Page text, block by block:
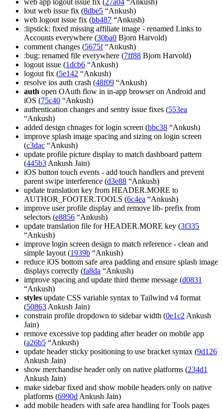
lout web issue fix (8dbe5 “Ankush)
web logout issue fix (bb487 “Ankush)
:lipstick: fixed missing affiliate image - renamed Links to
Accounts everywhere (30ba0 Bjorn Harvold)
comment changes (5675f“Ankush)
:bug: renamed file everywhere (7ff88 Bjorn Harvold)
logout issue (1dcb6 “Ankush)
logout fix (5e142 “Ankush)
resolve ios auth crash (48f09 “Ankush)
auth open OAuth flow in in-app browser on Android and
iOS (75c40 “Ankush)
authentication changes and sentry issue fixes (553ea
“Ankush)
added design chnages for login screen (bbc38 “Ankush)
improve splash image spacing and sizing on login screen
(c3dac “Ankush)
update profile picture display to match dashboard pattern
(445b3 Ankush Jain)
iOS button touch events - add touch handlers and prevent
parent swipe interference (d3e88 “Ankush)
update translation key from HEADER.MORE to
AUTHOR_FOOTER.TOOLS (6c4ea “Ankush)
improve user profile display and remove lib- prefix from
selectors (e8856 “Ankush)
update translation file for HEADER.MORE key (3f335
“Ankush)
improve login screen design to match reference - clean and
simple layout (1939b “Ankush)
reduce iOS bottom safe area padding and ensure splash image
displays correctly (fa8da “Ankush)
improve spacing and update third theme message (d0831
“Ankush)
styles update CSS variable syntax to Tailwind v4 format
(50863 Ankush Jain)
constrain profile dropdown to sidebar width (0e1c2 Ankush
Jain)
remove excessive top padding after header on mobile app
(a26b5 “Ankush)
update header sticky positioning to use bracket syntax (9d126
Ankush Jain)
show merchandise header only on native platforms (234d1
Ankush Jain)
make sidebar fixed and show mobile headers only on native
platforms (6990d Ankush Jain)
add mobile headers with safe area handling for Tools pages